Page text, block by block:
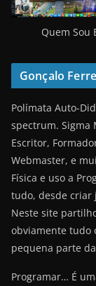
Quem Sou
Gonçalo
Polímata Auto-
spectrum. Sigma
Escritor,
Webmaster, e
Física e uso a
tudo, desde criar
Neste site
obviamente tudo
pequena parte
Programar… É